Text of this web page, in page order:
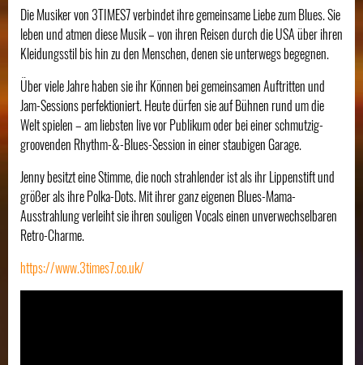
Die Musiker von 3TIMES7 verbindet ihre gemeinsame Liebe zum Blues. Sie
leben und atmen diese Musik – von ihren Reisen durch die USA über ihren
Kleidungsstil bis hin zu den Menschen, denen sie unterwegs begegnen.
Über viele Jahre haben sie ihr Können bei gemeinsamen Auftritten und
Jam-Sessions perfektioniert. Heute dürfen sie auf Bühnen rund um die
Welt spielen – am liebsten live vor Publikum oder bei einer schmutzig-
groovenden Rhythm-&-Blues-Session in einer staubigen Garage.
Jenny besitzt eine Stimme, die noch strahlender ist als ihr Lippenstift und
größer als ihre Polka-Dots. Mit ihrer ganz eigenen Blues-Mama-
Ausstrahlung verleiht sie ihren souligen Vocals einen unverwechselbaren
Retro-Charme.
https://www.3times7.co.uk/